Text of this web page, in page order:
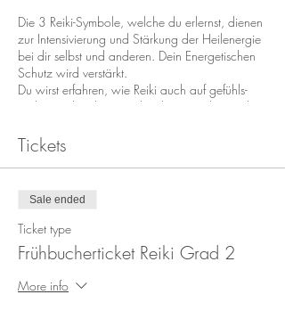
Die 3 Reiki-Symbole, welche du erlernst, dienen
zur Intensivierung und Stärkung der Heilenergie
bei dir selbst und anderen. Dein Energetischen
Schutz wird verstärkt.
Du wirst erfahren, wie Reiki auch auf gefühls-
und mentaler Ebene wirken kann, sodass nicht
Behandlung möglich ist.
Es kann somit ein inneres Gleichgewicht auf
allen Ebenen (körperlich, mental,
emotional) stattfinden und somit noch
nachhaltiger wirkt.
Du wirst auch ausgebildet eine Reiki-
Fernbehandlung zu geben.
Ausbildungsinhalte des Reiki Level 2
Tickets
Sale ended
Ticket type
Frühbucherticket Reiki Grad 2
More info